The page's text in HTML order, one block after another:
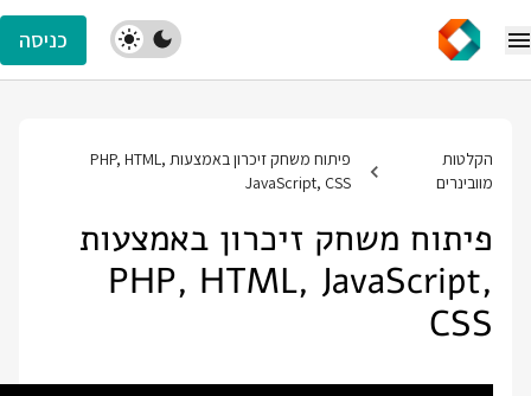
כניסה
הקלטות
מוובינרים
פיתוח משחק זיכרון באמצעות PHP, HTML,
JavaScript, CSS
פיתוח משחק זיכרון באמצעות
PHP, HTML, JavaScript,
CSS